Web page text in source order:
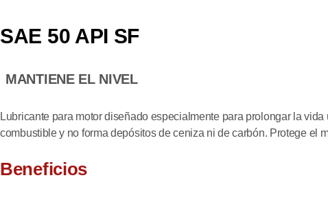
SAE 50 API SF
MANTIENE EL NIVEL
Lubricante para motor diseñado especialmente para prolongar la
combustible y no forma depósitos de ceniza ni de carbón. Protege el
Beneficios